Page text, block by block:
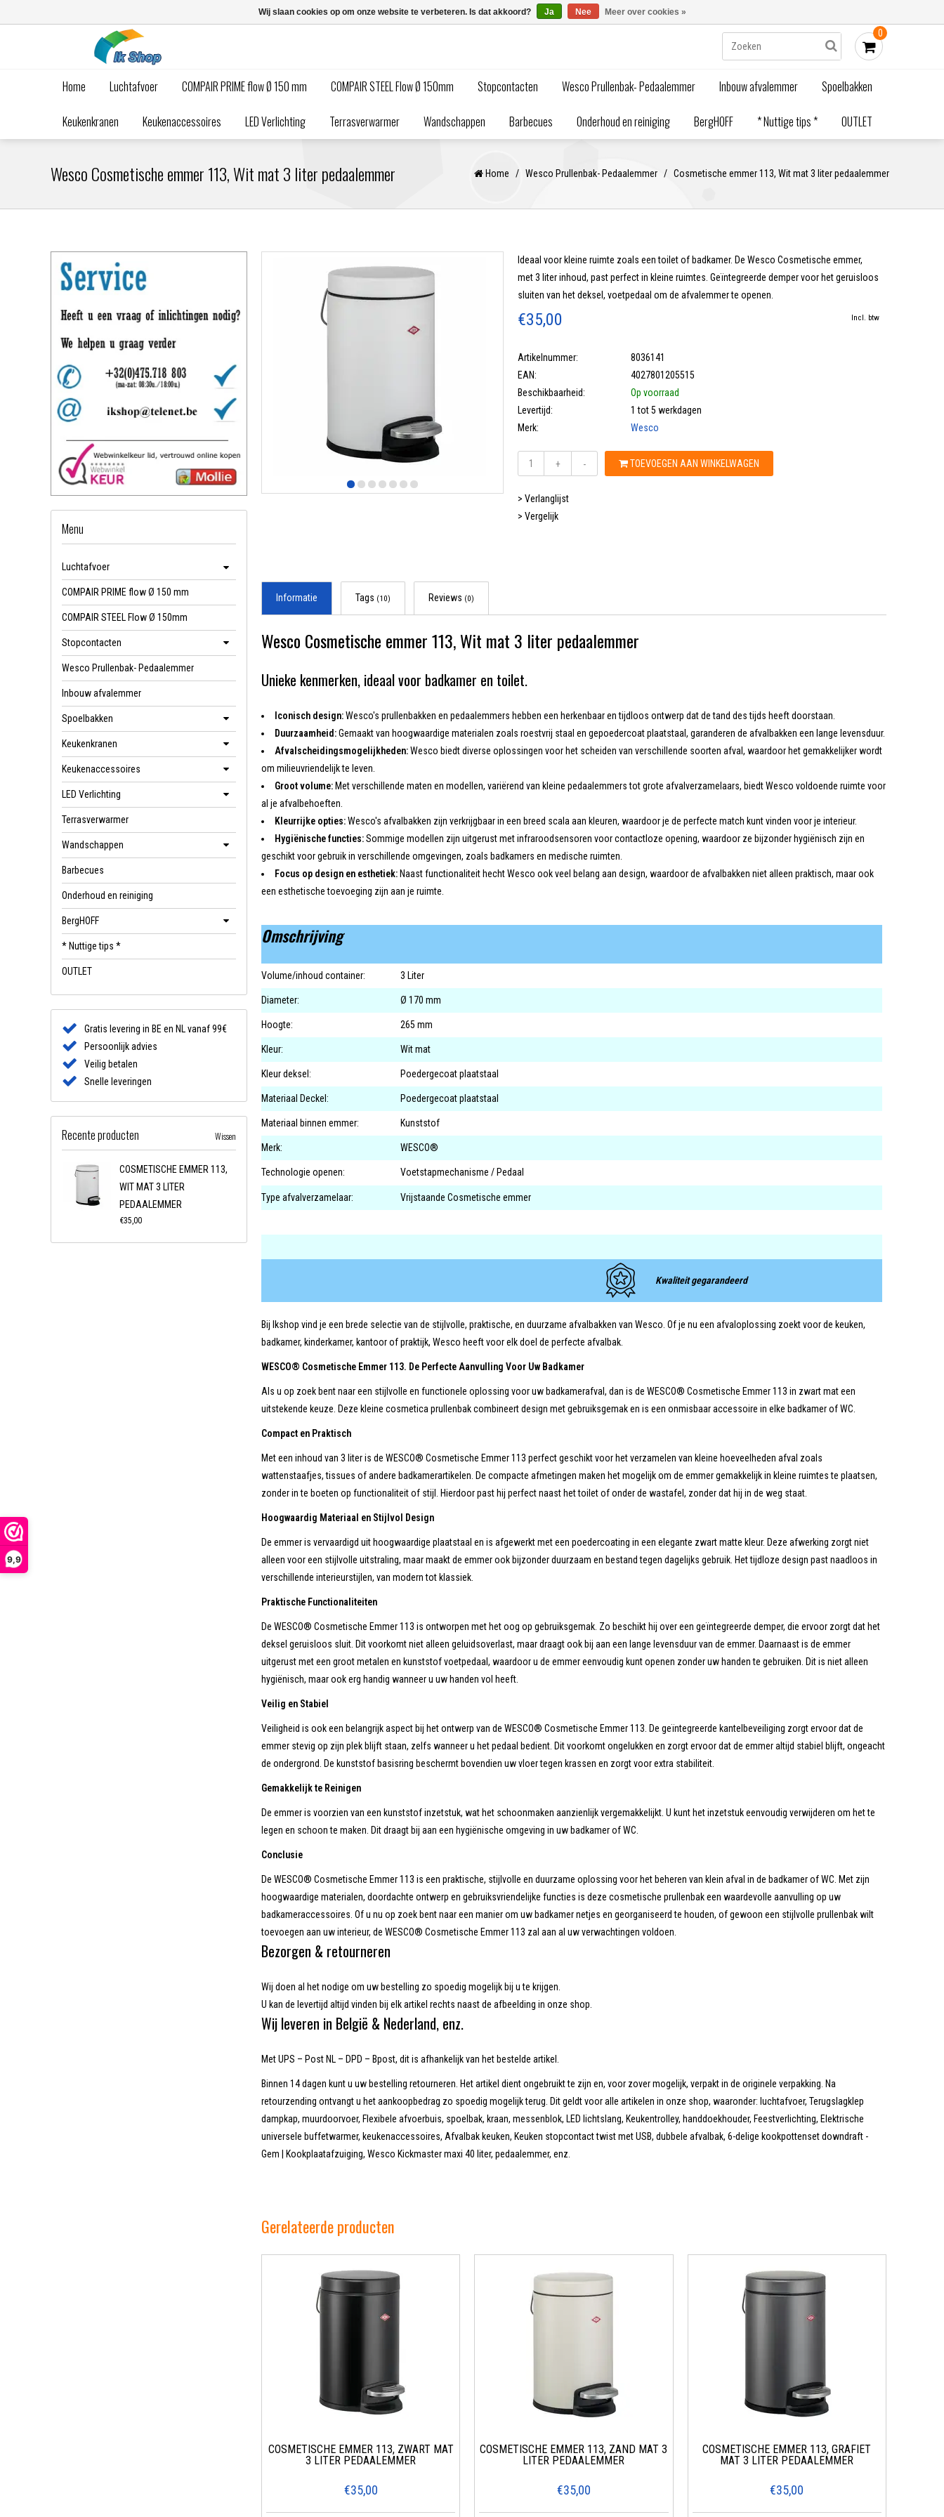
9,9
0
Home Luchtafvoer COMPAIR PRIME flow Ø 150 mm COMPAIR STEEL Flow Ø 150mm Stopcontacten Wesco Prullenbak- Pedaalemmer Inbouw afvalemmer Spoelbakken
Keukenkranen Keukenaccessoires LED Verlichting Terrasverwarmer Wandschappen Barbecues Onderhoud en reiniging BergHOFF * Nuttige tips * OUTLET
Wesco Cosmetische emmer 113, Wit mat 3 liter pedaalemmer Home / Wesco Prullenbak- Pedaalemmer / Cosmetische emmer 113, Wit mat 3 liter pedaalemmer
Ideaal voor kleine ruimte zoals een toilet of badkamer. De Wesco Cosmetische emmer,
met 3 liter inhoud, past perfect in kleine ruimtes. Geïntegreerde demper voor het geruisloos
sluiten van het deksel, voetpedaal om de afvalemmer te openen.
€35,00 Incl. btw
Artikelnummer:
8036141
EAN:
4027801205515
Beschikbaarheid:
Op voorraad
Levertijd:
1 tot 5 werkdagen
Merk:
Wesco
+ - TOEVOEGEN AAN WINKELWAGEN
> Verlanglijst
> Vergelijk
Informatie Tags (10) Reviews (0)
Wesco Cosmetische emmer 113, Wit mat 3 liter pedaalemmer
Unieke kenmerken, ideaal voor badkamer en toilet.
Iconisch design:Wesco's prullenbakken en pedaalemmers hebben een herkenbaar en tijdloos ontwerp dat de tand des tijds heeft doorstaan.
Duurzaamheid:Gemaakt van hoogwaardige materialen zoals roestvrij staal en gepoedercoat plaatstaal, garanderen de afvalbakken een lange levensduur.
Afvalscheidingsmogelijkheden:Wesco biedt diverse oplossingen voor het scheiden van verschillende soorten afval, waardoor het gemakkelijker wordt
om milieuvriendelijk te leven.
Groot volume: Met verschillende maten en modellen, variërend van kleine pedaalemmers tot grote afvalverzamelaars, biedt Wesco voldoende ruimte voor
al je afvalbehoeften.
Kleurrijke opties:Wesco's afvalbakken zijn verkrijgbaar in een breed scala aan kleuren, waardoor je de perfecte match kunt vinden voor je interieur.
Hygiënische functies:Sommige modellen zijn uitgerust met infraroodsensoren voor contactloze opening, waardoor ze bijzonder hygiënisch zijn en
geschikt voor gebruik in verschillende omgevingen, zoals badkamers en medische ruimten.
Focus op design en esthetiek: Naast functionaliteit hecht Wesco ook veel belang aan design, waardoor de afvalbakken niet alleen praktisch, maar ook
een esthetische toevoeging zijn aan je ruimte.
Omschrijving
Volume/inhoud container: 3 Liter
Diameter: Ø 170 mm
Hoogte: 265 mm
Kleur: Wit mat
Kleur deksel: Poedergecoat plaatstaal
Materiaal Deckel: Poedergecoat plaatstaal
Materiaal binnen emmer: Kunststof
Merk: WESCO®
Technologie openen: Voetstapmechanisme / Pedaal
Type afvalverzamelaar: Vrijstaande Cosmetische emmer
Kwaliteit gegarandeerd
Bij Ikshop vind je een brede selectie van de stijlvolle, praktische, en duurzame afvalbakken van Wesco. Of je nu een afvaloplossing zoekt voor de keuken,
badkamer, kinderkamer, kantoor of praktijk, Wesco heeft voor elk doel de perfecte afvalbak.
WESCO® Cosmetische Emmer 113. De Perfecte Aanvulling Voor Uw Badkamer
Als u op zoek bent naar een stijlvolle en functionele oplossing voor uw badkamerafval, dan is de WESCO® Cosmetische Emmer 113 in zwart mat een
uitstekende keuze. Deze kleine cosmetica prullenbak combineert design met gebruiksgemak en is een onmisbaar accessoire in elke badkamer of WC.
Compact en Praktisch
Met een inhoud van 3 liter is de WESCO® Cosmetische Emmer 113 perfect geschikt voor het verzamelen van kleine hoeveelheden afval zoals
wattenstaafjes, tissues of andere badkamerartikelen. De compacte afmetingen maken het mogelijk om de emmer gemakkelijk in kleine ruimtes te plaatsen,
zonder in te boeten op functionaliteit of stijl. Hierdoor past hij perfect naast het toilet of onder de wastafel, zonder dat hij in de weg staat.
Hoogwaardig Materiaal en Stijlvol Design
De emmer is vervaardigd uit hoogwaardige plaatstaal en is afgewerkt met een poedercoating in een elegante zwart matte kleur. Deze afwerking zorgt niet
alleen voor een stijlvolle uitstraling, maar maakt de emmer ook bijzonder duurzaam en bestand tegen dagelijks gebruik. Het tijdloze design past naadloos in
verschillende interieurstijlen, van modern tot klassiek.
Praktische Functionaliteiten
De WESCO® Cosmetische Emmer 113 is ontworpen met het oog op gebruiksgemak. Zo beschikt hij over een geïntegreerde demper, die ervoor zorgt dat het
deksel geruisloos sluit. Dit voorkomt niet alleen geluidsoverlast, maar draagt ook bij aan een lange levensduur van de emmer. Daarnaast is de emmer
uitgerust met een groot metalen en kunststof voetpedaal, waardoor u de emmer eenvoudig kunt openen zonder uw handen te gebruiken. Dit is niet alleen
hygiënisch, maar ook erg handig wanneer u uw handen vol heeft.
Veilig en Stabiel
Veiligheid is ook een belangrijk aspect bij het ontwerp van de WESCO® Cosmetische Emmer 113. De geïntegreerde kantelbeveiliging zorgt ervoor dat de
emmer stevig op zijn plek blijft staan, zelfs wanneer u het pedaal bedient. Dit voorkomt ongelukken en zorgt ervoor dat de emmer altijd stabiel blijft, ongeacht
de ondergrond. De kunststof basisring beschermt bovendien uw vloer tegen krassen en zorgt voor extra stabiliteit.
Gemakkelijk te Reinigen
De emmer is voorzien van een kunststof inzetstuk, wat het schoonmaken aanzienlijk vergemakkelijkt. U kunt het inzetstuk eenvoudig verwijderen om het te
legen en schoon te maken. Dit draagt bij aan een hygiënische omgeving in uw badkamer of WC.
Conclusie
De WESCO® Cosmetische Emmer 113 is een praktische, stijlvolle en duurzame oplossing voor het beheren van klein afval in de badkamer of WC. Met zijn
hoogwaardige materialen, doordachte ontwerp en gebruiksvriendelijke functies is deze cosmetische prullenbak een waardevolle aanvulling op uw
badkameraccessoires. Of u nu op zoek bent naar een manier om uw badkamer netjes en georganiseerd te houden, of gewoon een stijlvolle prullenbak wilt
toevoegen aan uw interieur, de WESCO® Cosmetische Emmer 113 zal aan al uw verwachtingen voldoen.
Bezorgen & retourneren
Wij doen al het nodige om uw bestelling zo spoedig mogelijk bij u te krijgen.
U kan de levertijd altijd vinden bij elk artikel rechts naast de afbeelding in onze shop.
Wij leveren in België & Nederland, enz.
Met UPS – Post NL – DPD – Bpost, dit is afhankelijk van het bestelde artikel.
Binnen 14 dagen kunt u uw bestelling retourneren. Het artikel dient ongebruikt te zijn en, voor zover mogelijk, verpakt in de originele verpakking. Na
retourzending ontvangt u het aankoopbedrag zo spoedig mogelijk terug. Dit geldt voor alle artikelen in onze shop, waaronder: luchtafvoer, Terugslagklep
dampkap, muurdoorvoer, Flexibele afvoerbuis, spoelbak, kraan, messenblok, LED lichtslang, Keukentrolley, handdoekhouder, Feestverlichting, Elektrische
universele buffetwarmer, keukenaccessoires, Afvalbak keuken, Keuken stopcontact twist met USB, dubbele afvalbak, 6-delige kookpottenset downdraft -
Gem | Kookplaatafzuiging, Wesco Kickmaster maxi 40 liter, pedaalemmer, enz.
Gerelateerde producten
COSMETISCHE EMMER 113, ZWART MAT
3 LITER PEDAALEMMER
€35,00
COSMETISCHE EMMER 113, ZAND MAT 3
LITER PEDAALEMMER
€35,00
COSMETISCHE EMMER 113, GRAFIET
MAT 3 LITER PEDAALEMMER
€35,00
Menu
Luchtafvoer
COMPAIR PRIME flow Ø 150 mm
COMPAIR STEEL Flow Ø 150mm
Stopcontacten
Wesco Prullenbak- Pedaalemmer
Inbouw afvalemmer
Spoelbakken
Keukenkranen
Keukenaccessoires
LED Verlichting
Terrasverwarmer
Wandschappen
Barbecues
Onderhoud en reiniging
BergHOFF
* Nuttige tips *
OUTLET
Gratis levering in BE en NL vanaf 99€
Persoonlijk advies
Veilig betalen
Snelle leveringen
Recente producten Wissen
COSMETISCHE EMMER 113,
WIT MAT 3 LITER
PEDAALEMMER
€35,00
Wij slaan cookies op om onze website te verbeteren. Is dat akkoord? Ja Nee Meer over cookies »